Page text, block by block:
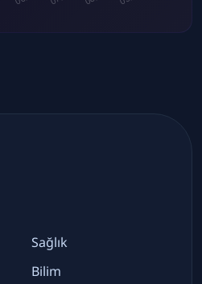
Sağlık
Bilim